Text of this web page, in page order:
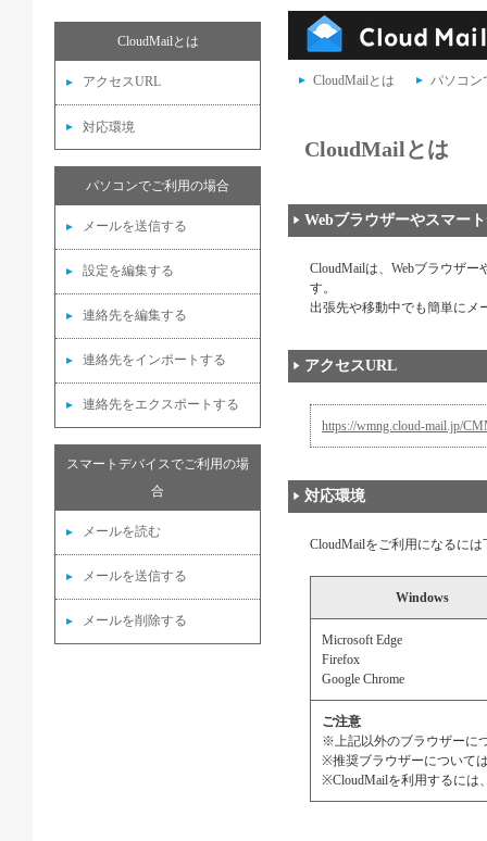
CloudMailとは
アクセスURL
対応環境
パソコンでご利用の場合
メールを送信する
設定を編集する
連絡先を編集する
連絡先をインポートする
連絡先をエクスポートする
スマートデバイスでご利用の場
合
メールを読む
メールを送信する
メールを削除する
CloudMailとは パソコン
CloudMailとは
Webブラウザーやスマー
CloudMailは、Webブラウザ
す。
出張先や移動中でも簡単にメ
アクセスURL
https://wmng.cloud-mail.jp/
対応環境
CloudMailをご利用になるに
Windows
Microsoft Edge
Firefox
Google Chrome
ご注意
※上記以外のブラウザーに
※推奨ブラウザーについて
※CloudMailを利用するには